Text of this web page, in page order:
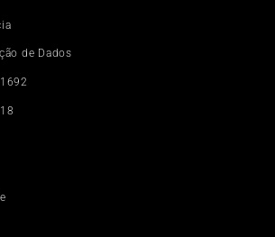
de Dados